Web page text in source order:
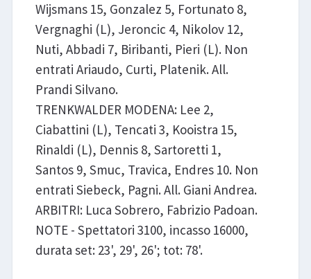
Wijsmans 15, Gonzalez 5, Fortunato 8,
Vergnaghi (L), Jeroncic 4, Nikolov 12,
Nuti, Abbadi 7, Biribanti, Pieri (L). Non
entrati Ariaudo, Curti, Platenik. All.
Prandi Silvano.
TRENKWALDER MODENA: Lee 2,
Ciabattini (L), Tencati 3, Kooistra 15,
Rinaldi (L), Dennis 8, Sartoretti 1,
Santos 9, Smuc, Travica, Endres 10. Non
entrati Siebeck, Pagni. All. Giani Andrea.
ARBITRI: Luca Sobrero, Fabrizio Padoan.
NOTE - Spettatori 3100, incasso 16000,
durata set: 23', 29', 26'; tot: 78'.